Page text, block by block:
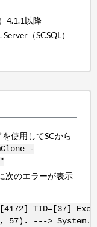
4.1.1以降
（SCSQL）
使用してSCから
-
次のエラーが表示
TID=[37]
57). --->